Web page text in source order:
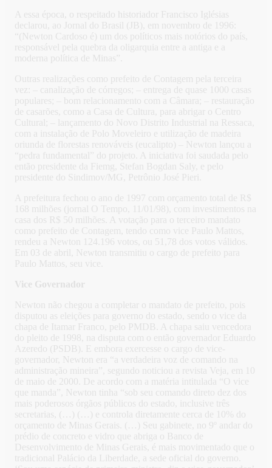
A essa época, o respeitado historiador Francisco Iglésias
declarou, ao Jornal do Brasil (JB), em novembro de 1996:
“(Newton Cardoso é) um dos políticos mais notórios do país,
responsável pela quebra da oligarquia entre a antiga e a
moderna política de Minas”.
Outras realizações como prefeito de Contagem pela terceira
vez: – canalização de córregos; – entrega de quase 1000 casas
populares; – bom relacionamento com a Câmara; – restauração
de casarões, como a Casa de Cultura, para abrigar o Centro
Cultural; – lançamento do Novo Distrito Industrial na Ressaca,
com a instalação de Polo Moveleiro e utilização de madeira
oriunda de florestas renováveis (eucalipto) – Newton lançou a
“pedra fundamental” do projeto. A iniciativa foi saudada pelo
então presidente da Fiemg, Stefan Bogdan Saly, e pelo
presidente do Sindimov/MG, Petrônio José Pieri.
A prefeitura fechou o ano de 1997 com orçamento total de R$
168 milhões (jornal O Tempo, 11/01/98), com investimentos na
casa dos R$ 50 milhões. A votação para o terceiro mandato
como prefeito de Contagem, tendo como vice Paulo Mattos,
rendeu a Newton 124.196 votos, ou 51,78 dos votos válidos.
Em 03 de abril, Newton transmitiu o cargo de prefeito para
Paulo Mattos, seu vice.
Vice Governador
Newton não chegou a completar o mandato de prefeito, pois
disputou as eleições para governo do estado, sendo o vice da
chapa de Itamar Franco, pelo PMDB. A chapa saiu vencedora
do pleito de 1998, na disputa com o então governador Eduardo
Azeredo (PSDB). E embora exercesse o cargo de vice-
governador, Newton era “a verdadeira voz de comando na
administração mineira”, segundo noticiou a revista Veja, em 10
de maio de 2000. De acordo com a matéria intitulada “O vice
que manda”, Newton tinha “sob seu comando direto dez dos
mais poderosos órgãos públicos do estado, inclusive três
secretarias, (…) (…) e controla diretamente cerca de 10% do
orçamento de Minas Gerais. (…) Seu gabinete, no 9º andar do
prédio de concreto e vidro que abriga o Banco de
Desenvolvimento de Minas Gerais, é mais movimentado que o
tradicional Palácio da Liberdade, a sede oficial do governo.